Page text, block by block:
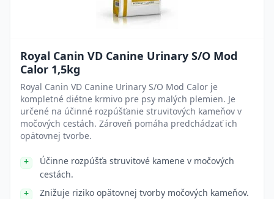
Royal Canin VD Canine Urinary S/O Mod
Calor 1,5kg
Royal Canin VD Canine Urinary S/O Mod Calor je
kompletné diétne krmivo pre psy malých plemien. Je
určené na účinné rozpúšťanie struvitových kameňov v
močových cestách. Zároveň pomáha predchádzať ich
opätovnej tvorbe.
Účinne rozpúšťa struvitové kamene v močových
cestách.
Znižuje riziko opätovnej tvorby močových kameňov.